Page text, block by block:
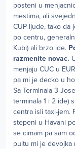
posteni u
mestima, ali
CUP ljude, tako da
po centru,
Kubi) ali brzo ide.
razmenite novac.
menjaju CUC u
pa mi je decko u
Sa Terminala 3
terminala 1 i 2 ide)
centra isli taxi-jem.
stepeni u Havani
se cimam pa sam
pultu mi je devojka